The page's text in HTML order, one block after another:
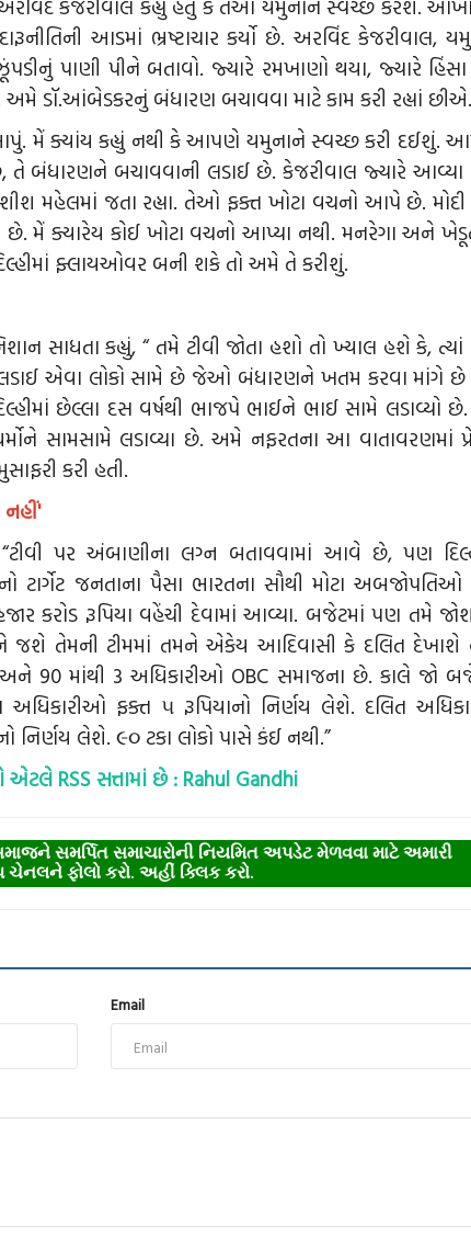
કેજરીવાલે કહ્યું હતું કે તેઓ યમુનાને સ્વચ્છ કરશે.
આડમાં ભ્રષ્ટાચાર કર્યો છે. અરવિંદ કેજરીવાલ,
પાણી પીને બતાવો. જ્યારે રમખાણો થયા, જ્યારે
અમે ડૉ.આંબેડકરનું બંધારણ બચાવવા માટે કામ કરી રહ્યાં છીએ.
આપું. મેં ક્યાંય કહ્યું નથી કે આપણે યમુનાને સ્વચ્છ કરી દઈશું.
તે બંધારણને બચાવવાની લડાઈ છે. કેજરીવાલ જ્યારે આવ્યા
મહેલમાં જતા રહ્યા. તેઓ ફક્ત ખોટા વચનો આપે છે.
મેં ક્યારેય કોઈ ખોટા વચનો આપ્યા નથી. મનરેગા અને
ફ્લાયઓવર બની શકે તો અમે તે કરીશું.
સાધતા કહ્યું, “ તમે ટીવી જોતા હશો તો ખ્યાલ હશે કે,
લડાઈ એવા લોકો સામે છે જેઓ બંધારણને ખતમ કરવા માંગે
છેલ્લા દસ વર્ષથી ભાજપે ભાઈને ભાઈ સામે લડાવ્યો
સામસામે લડાવ્યા છે. અમે નફરતના આ વાતાવરણમાં
કરી હતી.
પર અંબાણીના લગ્ન બતાવવામાં આવે છે, પણ
જનતાના પૈસા ભારતના સૌથી મોટા અબજોપતિઓ
કરોડ રૂપિયા વહેંચી દેવામાં આવ્યા. બજેટમાં પણ તમે
જશે તેમની ટીમમાં તમને એકેય આદિવાસી કે દલિત દેખાશે
90 માંથી 3 અધિકારીઓ OBC સમાજના છે. કાલે જો
ફક્ત ૫ રૂપિયાનો નિર્ણય લેશે. દલિત
નિર્ણય લેશે. ૯૦ ટકા લોકો પાસે કંઈ નથી.”
એટલે RSS સત્તામાં છે : Rahul Gandhi
સમર્પિત સમાચારોની નિયમિત અપડેટ મેળવવા માટે અમારી
ફોલો કરો. અહીં ક્લિક કરો.
Email